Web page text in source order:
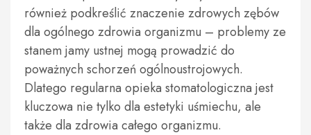
również podkreślić znaczenie zdrowych zębów
dla ogólnego zdrowia organizmu – problemy ze
stanem jamy ustnej mogą prowadzić do
poważnych schorzeń ogólnoustrojowych.
Dlatego regularna opieka stomatologiczna jest
kluczowa nie tylko dla estetyki uśmiechu, ale
także dla zdrowia całego organizmu.